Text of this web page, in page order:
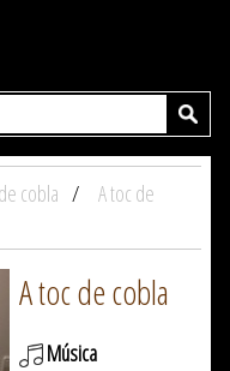
cobla
A toc de
A toc de cobla
Música